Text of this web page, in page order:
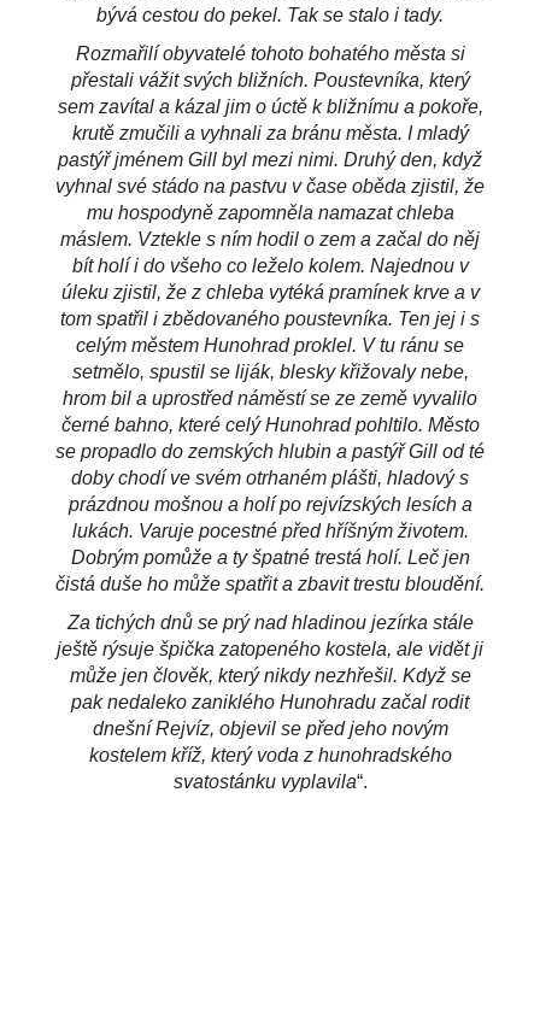
bývá cestou do pekel. Tak se stalo i tady.
Rozmařilí obyvatelé tohoto bohatého města si
přestali vážit svých bližních. Poustevníka, který
sem zavítal a kázal jim o úctě k bližnímu a pokoře,
krutě zmučili a vyhnali za bránu města. I mladý
pastýř jménem Gill byl mezi nimi. Druhý den, když
vyhnal své stádo na pastvu v čase oběda zjistil, že
mu hospodyně zapomněla namazat chleba
máslem. Vztekle s ním hodil o zem a začal do něj
bít holí i do všeho co leželo kolem. Najednou v
úleku zjistil, že z chleba vytéká pramínek krve a v
tom spatřil i zbědovaného poustevníka. Ten jej i s
celým městem Hunohrad proklel. V tu ránu se
setmělo, spustil se liják, blesky křižovaly nebe,
hrom bil a uprostřed náměstí se ze země vyvalilo
černé bahno, které celý Hunohrad pohltilo. Město
se propadlo do zemských hlubin a pastýř Gill od té
doby chodí ve svém otrhaném plášti, hladový s
prázdnou mošnou a holí po rejvízských lesích a
lukách. Varuje pocestné před hříšným životem.
Dobrým pomůže a ty špatné trestá holí. Leč jen
čistá duše ho může spatřit a zbavit trestu bloudění.
Za tichých dnů se prý nad hladinou jezírka stále
ještě rýsuje špička zatopeného kostela, ale vidět ji
může jen člověk, který nikdy nezhřešil. Když se
pak nedaleko zaniklého Hunohradu začal rodit
dnešní Rejvíz, objevil se před jeho novým
kostelem kříž, který voda z hunohradského
svatostánku vyplavila“.